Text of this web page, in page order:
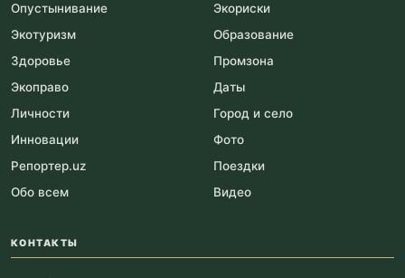
Опустынивание
Экориски
Экотуризм
Образование
Здоровье
Промзона
Экоправо
Даты
Личности
Город и село
Инновации
Фото
Репортер.uz
Поездки
Обо всем
Видео
КОНТАКТЫ